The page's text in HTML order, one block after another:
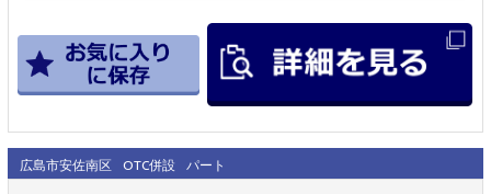
広島市安佐南区 OTC併設 パート